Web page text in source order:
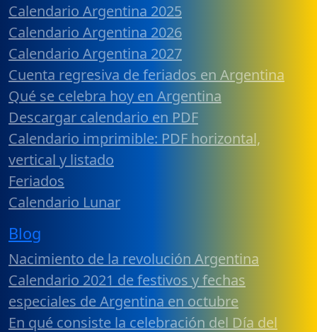
Calendario Argentina 2025
Calendario Argentina 2026
Calendario Argentina 2027
Cuenta regresiva de feriados en Argentina
Qué se celebra hoy en Argentina
Descargar calendario en PDF
Calendario imprimible: PDF horizontal,
vertical y listado
Feriados
Calendario Lunar
Blog
Nacimiento de la revolución Argentina
Calendario 2021 de festivos y fechas
especiales de Argentina en octubre
En qué consiste la celebración del Día del